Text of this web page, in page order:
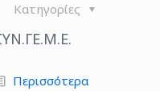
Κατηγορίες
Περισσότερα